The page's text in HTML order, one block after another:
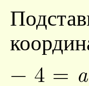
− 4 = a